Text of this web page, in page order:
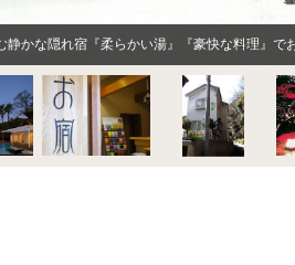
かな隠れ宿『柔らかい湯』『豪快な料理』で